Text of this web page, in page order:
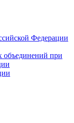
Федерации
объединений при